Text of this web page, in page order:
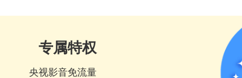
专属特权
央视影音免流量